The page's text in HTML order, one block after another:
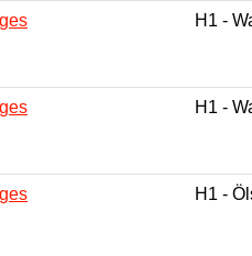
H1 -
H1 -
H1 -